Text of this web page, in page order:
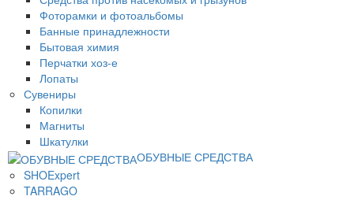
Фоторамки и фотоальбомы
Банные принадлежности
Бытовая химия
Перчатки хоз-е
Лопаты
Сувениры
Копилки
Магниты
Шкатулки
ОБУВНЫЕ СРЕДСТВА
SHOExpert
TARRAGO